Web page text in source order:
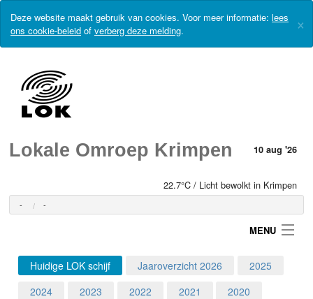
Deze website maakt gebruik van cookies. Voor meer informatie: lees
ons cookie-beleid of verberg deze melding. ×
Lokale Omroep Krimpen 10 aug '26
22.7°C / Licht bewolkt in Krimpen
- -
MENU
Login
Huidige LOK schijf Jaaroverzicht 2026
2025
2024
2023 2022 2021
2020